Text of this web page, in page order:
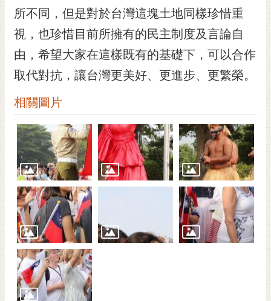
位
置
所不同，但是對於台灣這塊土地同樣珍惜重
視，也珍惜目前所擁有的民主制度及言論自
由，希望大家在這樣既有的基礎下，可以合作
取代對抗，讓台灣更美好、更進步、更繁榮。
相關圖片